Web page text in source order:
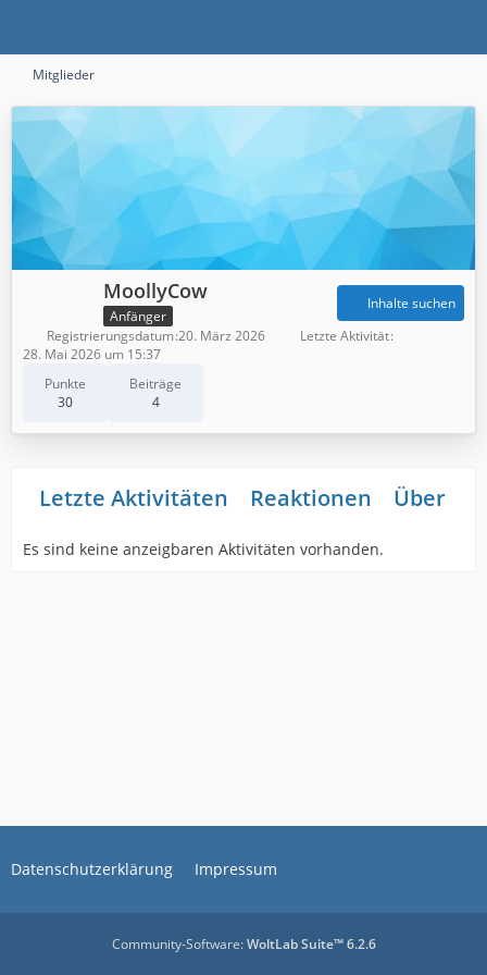
Mitglieder
MoollyCow
Anfänger
Punkte
30
Beiträge
4
Inhalte suchen
Registrierungsdatum 20. März 2026
Letzte Aktivität
28. Mai 2026 um 15:37
Letzte Aktivitäten Reaktionen Über
Es sind keine anzeigbaren Aktivitäten vorhanden.
Datenschutzerklärung Impressum
Community-Software:WoltLab Suite™ 6.2.6